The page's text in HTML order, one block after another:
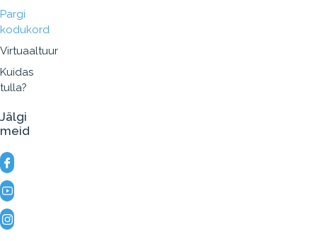
Pargi
kodukord
Virtuaaltuur
Kuidas
tulla?
Jälgi
meid